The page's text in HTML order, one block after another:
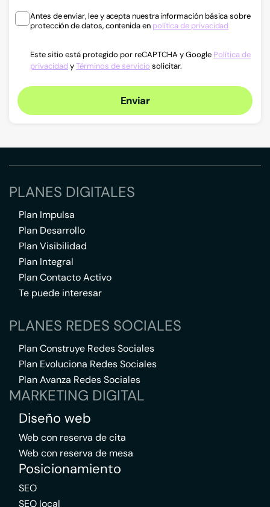
Antes de enviar, lee y acepta nuestra información básica sobre
protección de datos, contenida en política de privacidad
Este sitio está protegido por reCAPTCHA y Google Política de
privacidad yTérminos de servicio solicitar.
Enviar
PLANES DIGITALES
Plan Impulsa
Plan Desarrollo
Plan Visibilidad
Plan Integral
Plan Contacto Activo
Te puede interesar
PLANES REDES SOCIALES
Plan Construye Redes Sociales
Plan Evoluciona Redes Sociales
Plan Avanza Redes Sociales
MARKETING DIGITAL
Diseño web
Web con reserva de cita
Web con reserva de mesa
Posicionamiento
SEO
SEO local